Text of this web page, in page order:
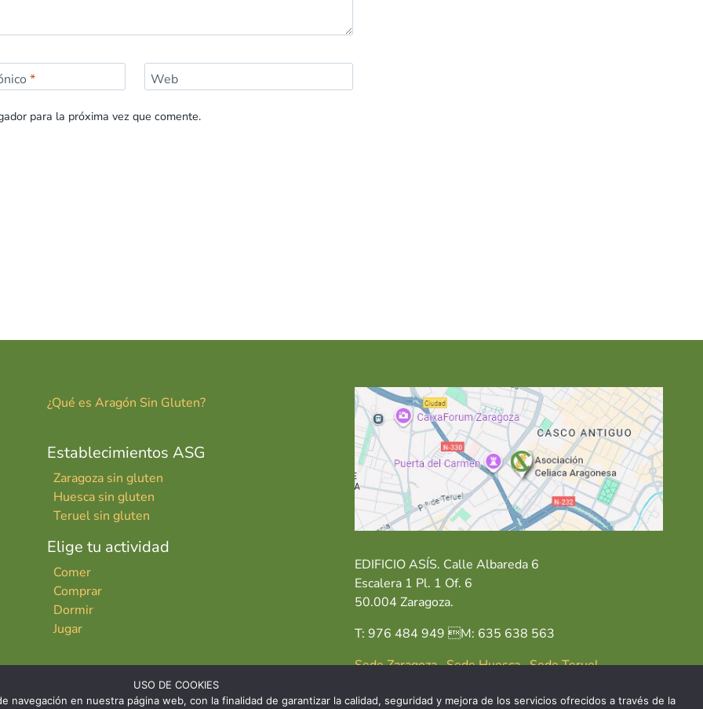
* Web
para la próxima vez que comente.
¿Qué es Aragón Sin Gluten?
Establecimientos ASG
Zaragoza sin gluten
Huesca sin gluten
Teruel sin gluten
Elige tu actividad
Comer
Comprar
Dormir
Jugar
EDIFICIO ASÍS. Calle Albareda 6
Escalera 1 Pl. 1 Of. 6
50.004 Zaragoza.
T: 976 484 949 M: 635 638 563
Sede Zaragoza·Sede Huesca·Sede Teruel
USO DE COOKIES
navegación en nuestra página web, con la finalidad de garantizar la calidad, seguridad y mejora de los servicios ofrecidos a través de la